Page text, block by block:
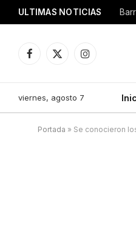
ULTIMAS NOTICIAS
Facebook
X
Instagram
viernes, agosto 7
Portada » Se conocieron